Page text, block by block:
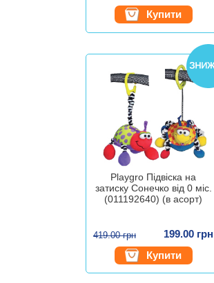
Купити
Playgro Підвіска на
затиску Сонечко від 0 міс.
(011192640) (в асорт)
419.00 грн
199.00 грн
Купити